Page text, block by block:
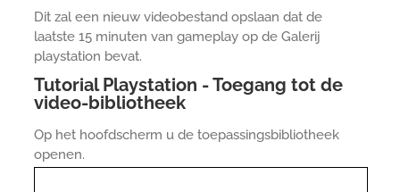
Dit zal een nieuw videobestand opslaan dat de
laatste 15 minuten van gameplay op de Galerij
playstation bevat.
Tutorial Playstation - Toegang tot de
video-bibliotheek
Op het hoofdscherm u de toepassingsbibliotheek
openen.